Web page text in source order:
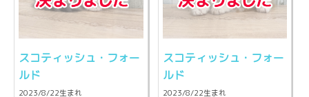
スコティッシュ・フォー
ルド
2023/8/22生まれ
スコティッシュ・フォー
ルド
2023/8/22生まれ